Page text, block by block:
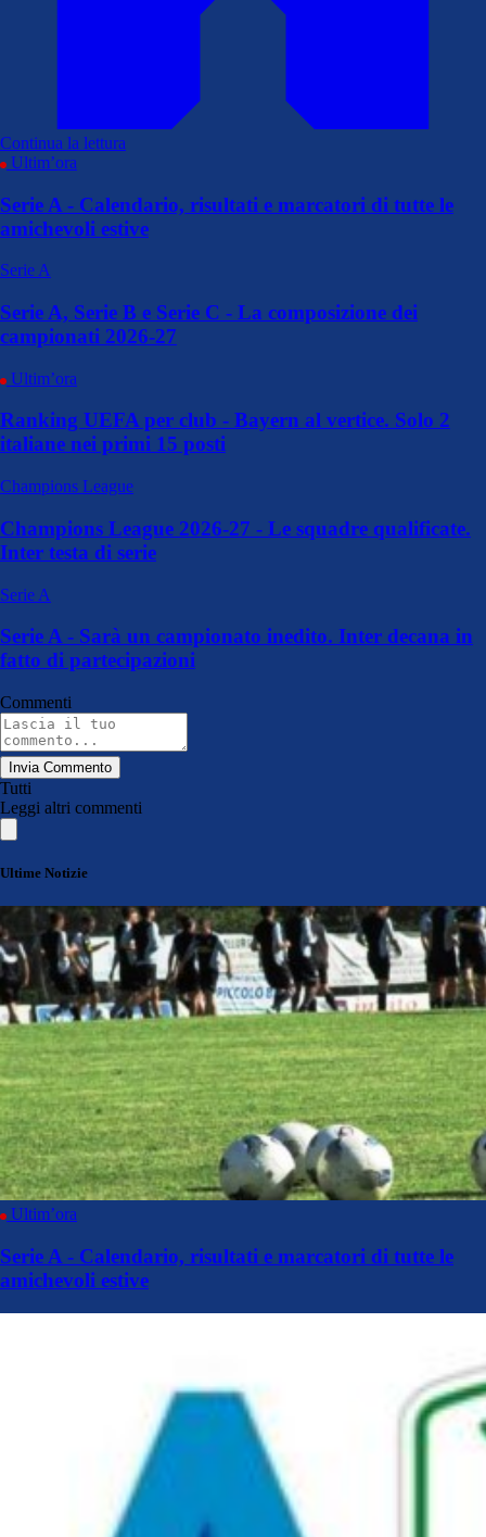
Continua la lettura
Ultim’ora
Serie A - Calendario, risultati e marcatori di tutte le
amichevoli estive
Serie A
Serie A, Serie B e Serie C - La composizione dei
campionati 2026-27
Ultim’ora
Ranking UEFA per club - Bayern al vertice. Solo 2
italiane nei primi 15 posti
Champions League
Champions League 2026-27 - Le squadre qualificate.
Inter testa di serie
Serie A
Serie A - Sarà un campionato inedito. Inter decana in
fatto di partecipazioni
Commenti
Invia Commento
Tutti
Leggi altri commenti
Ultime Notizie
Ultim’ora
Serie A - Calendario, risultati e marcatori di tutte le
amichevoli estive